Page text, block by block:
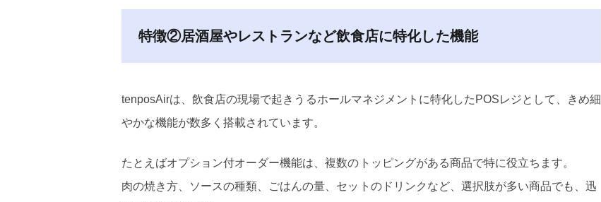
特徴②居酒屋やレストランなど飲食店に特化した機能
tenposAirは、飲食店の現場で起きうるホールマネジメントに特化したPOSレジとして、きめ細
やかな機能が数多く搭載されています。
たとえばオプション付オーダー機能は、複数のトッピングがある商品で特に役立ちます。
肉の焼き方、ソースの種類、ごはんの量、セットのドリンクなど、選択肢が多い商品でも、迅